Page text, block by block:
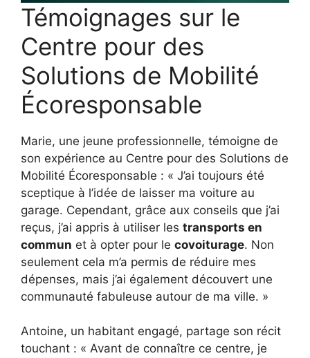
Témoignages sur le
Centre pour des
Solutions de Mobilité
Écoresponsable
Marie, une jeune professionnelle, témoigne de
son expérience au Centre pour des Solutions de
Mobilité Écoresponsable : « J’ai toujours été
sceptique à l’idée de laisser ma voiture au
garage. Cependant, grâce aux conseils que j’ai
reçus, j’ai appris à utiliser les transports en
commun et à opter pour le covoiturage. Non
seulement cela m’a permis de réduire mes
dépenses, mais j’ai également découvert une
communauté fabuleuse autour de ma ville. »
Antoine, un habitant engagé, partage son récit
touchant : « Avant de connaître ce centre, je